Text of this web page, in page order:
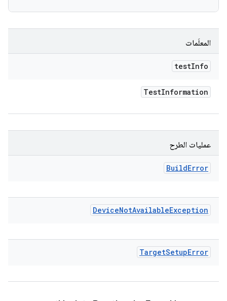
المعلَمات
testInfo
TestInformation
عمليات الطرح
BuildError
DeviceNotAvailableException
TargetSetupError